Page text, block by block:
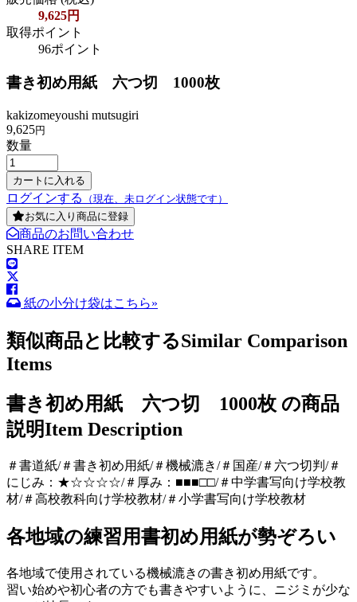
9,625円
取得ポイント
96ポイント
書き初め用紙 六つ切 1000枚
kakizomeyoushi mutsugiri
9,625円
数量
ログインする
（現在、未ログイン状態です）
お気に入り商品に登録
商品のお問い合わせ
SHARE ITEM
紙の小分け袋はこちら»
類似商品と比較するSimilar Comparison
Items
書き初め用紙 六つ切 1000枚 の商品
説明Item Description
＃書道紙/＃書き初め用紙/＃機械漉き/＃国産/＃六つ切判/＃
にじみ：★☆☆☆☆/＃厚み：■■■□□/＃中学書写向け学校教
材/＃高校教科向け学校教材/＃小学書写向け学校教材
各地域の練習用書初め用紙が勢ぞろい
各地域で使用されている機械漉きの書き初め用紙です。
習い始めや初心者の方でも書きやすいように、ニジミが少な